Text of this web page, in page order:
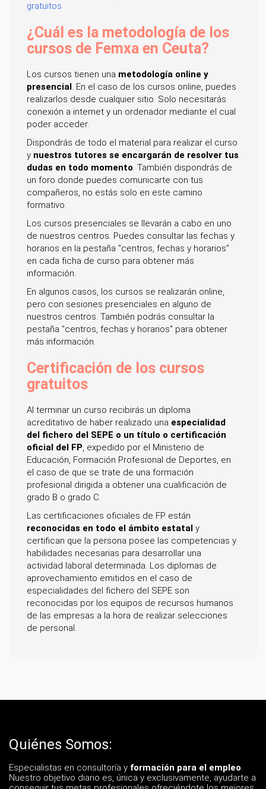
gratuitos
¿Cuál es la metodología de los
cursos de Femxa en Ceuta?
Los cursos tienen una metodología online y
presencial. En el caso de los cursos online, puedes
realizarlos desde cualquier sitio. Solo necesitarás
conexión a internet y un ordenador mediante el cual
poder acceder.
Dispondrás de todo el material para realizar el curso
y nuestros tutores se encargarán de resolver tus
dudas en todo momento. También dispondrás de
un foro donde puedes comunicarte con tus
compañeros, no estás solo en este camino
formativo.
Los cursos presenciales se llevarán a cabo en uno
de nuestros centros. Puedes consultar las fechas y
horarios en la pestaña "centros, fechas y horarios"
en cada ficha de curso para obtener más
información.
En algunos casos, los cursos se realizarán online,
pero con sesiones presenciales en alguno de
nuestros centros. También podrás consultar la
pestaña "centros, fechas y horarios" para obtener
más información.
Certificación de los cursos
gratuitos
Al terminar un curso recibirás un diploma
acreditativo de haber realizado una especialidad
del fichero del SEPE o un título o certificación
oficial del FP, expedido por el Ministerio de
Educación, Formación Profesional de Deportes, en
el caso de que se trate de una formación
profesional dirigida a obtener una cualificación de
grado B o grado C.
Las certificaciones oficiales de FP están
reconocidas en todo el ámbito estatal y
certifican que la persona posee las competencias y
habilidades necesarias para desarrollar una
actividad laboral determinada. Los diplomas de
aprovechamiento emitidos en el caso de
especialidades del fichero del SEPE son
reconocidas por los equipos de recursos humanos
de las empresas a la hora de realizar selecciones
de personal.
Quiénes Somos:
Especialistas en consultoría y formación para el empleo.
Nuestro objetivo diario es, única y exclusivamente, ayudarte a